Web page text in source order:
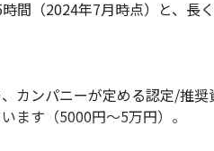
間（2024年7月時点）と、長
カンパニーが定める認定/推
ます（5000円～5万円）。